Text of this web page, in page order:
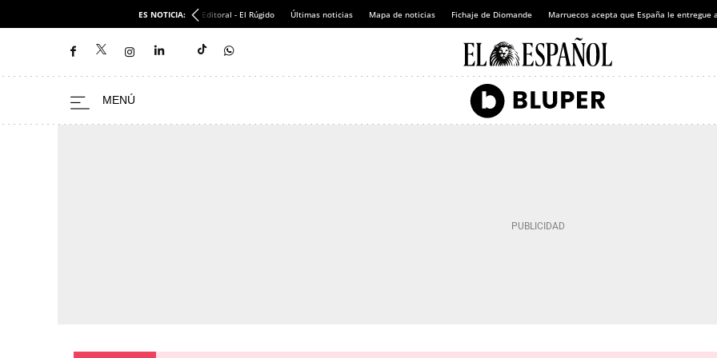
ES NOTICIA: Editoral - El Rúgido Últimas noticias Mapa de noticias Fichaje de Diomande Marruecos acepta que España le entregue